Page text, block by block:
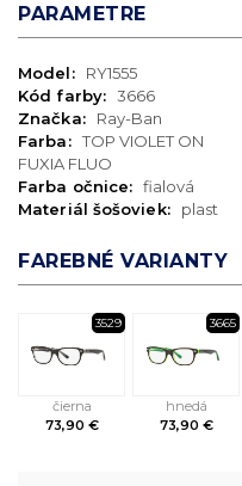
PARAMETRE
Model:
RY1555
Kód farby: 3666
Značka:
Ray-Ban
Farba: TOP VIOLET ON
FUXIA FLUO
Farba očnice: fialová
Materiál šošoviek:
plast
FAREBNÉ VARIANTY
3529
čierna
73,90 €
3665
hnedá
73,90 €